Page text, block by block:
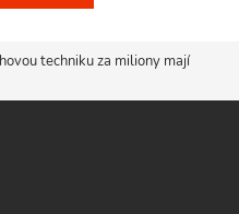
techniku za miliony mají